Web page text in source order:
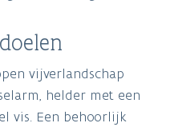
vijverlandschap
helder met een
vis. Een behoorlijk